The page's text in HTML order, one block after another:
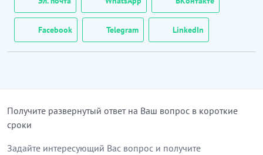
Facebook Telegram LinkedIn
Получите развернутый ответ на Ваш вопрос в короткие
сроки
Задайте интересующий Вас вопрос и получите